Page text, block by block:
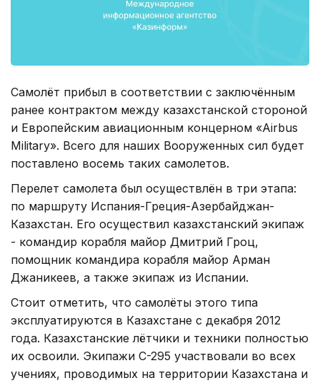
Самолёт прибыл в соответствии с заключённым
ранее контрактом между казахстанской стороной
и Европейским авиационным концерном «Airbus
Military». Всего для наших Вооруженных сил будет
поставлено восемь таких самолетов.
Перелет самолета был осуществлён в три этапа:
по маршруту Испания-Греция-Азербайджан-
Казахстан. Его осуществил казахстанский экипаж
- командир корабля майор Дмитрий Гроц,
помощник командира корабля майор Арман
Джаникеев, а также экипаж из Испании.
Стоит отметить, что самолёты этого типа
эксплуатируются в Казахстане с декабря 2012
года. Казахстанские лётчики и техники полностью
их освоили. Экипажи С-295 участвовали во всех
учениях, проводимых на территории Казахстана и